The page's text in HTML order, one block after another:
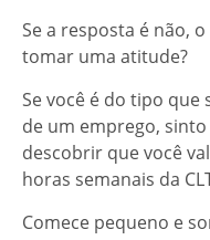
Se a resposta é não,
tomar uma atitude?
Se você é do tipo que
de um emprego,
descobrir que você
horas semanais da
Comece pequeno e